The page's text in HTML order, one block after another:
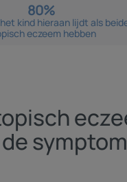
80%
kind hieraan lijdt als
eczeem hebben